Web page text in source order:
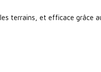
terrains, et efficace grâce